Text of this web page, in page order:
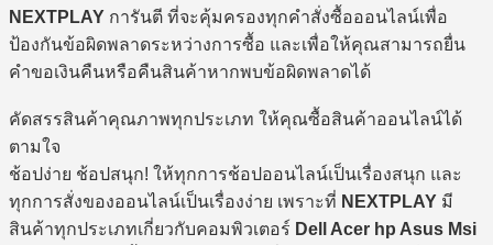
NEXTPLAY การันตี ที่จะคุ้มครองทุกคำสั่งซื้อออนไลน์เพื่อ
ป้องกันข้อผิดพลาดระหว่างการซื้อ และเพื่อให้คุณสามารถยื่น
คำขอเงินคืนหรือคืนสินค้าหากพบข้อผิดพลาดได้
คัดสรรสินค้าคุณภาพทุกประเภท ให้คุณซื้อสินค้าออนไลน์ได้
ตามใจ
ช้อปง่าย ช้อปสนุก! ให้ทุกการช้อปออนไลน์เป็นเรื่องสนุก และ
ทุกการสั่งของออนไลน์เป็นเรื่องง่าย เพราะที่ NEXTPLAY มี
สินค้าทุกประเภทเกี่ยวกับคอมพิวเตอร์ Dell Acer hp Asus Msi